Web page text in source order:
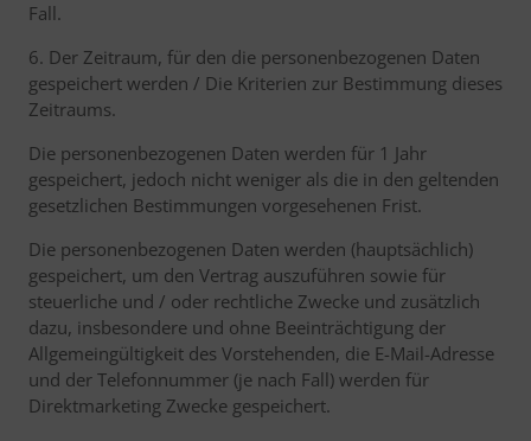
Fall.
6. Der Zeitraum, für den die personenbezogenen Daten
gespeichert werden / Die Kriterien zur Bestimmung dieses
Zeitraums.
Die personenbezogenen Daten werden für 1 Jahr
gespeichert, jedoch nicht weniger als die in den geltenden
gesetzlichen Bestimmungen vorgesehenen Frist.
Die personenbezogenen Daten werden (hauptsächlich)
gespeichert, um den Vertrag auszuführen sowie für
steuerliche und / oder rechtliche Zwecke und zusätzlich
dazu, insbesondere und ohne Beeinträchtigung der
Allgemeingültigkeit des Vorstehenden, die E-Mail-Adresse
und der Telefonnummer (je nach Fall) werden für
Direktmarketing Zwecke gespeichert.